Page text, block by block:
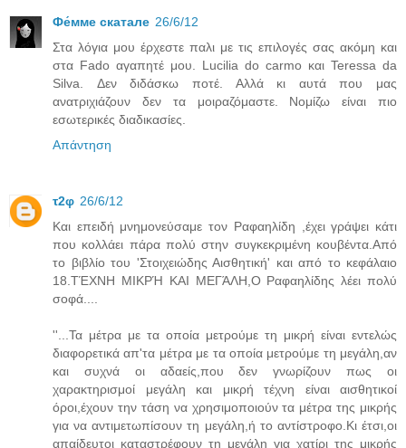
Фе́ммe скатале 26/6/12
Στα λόγια μου έρχεστε παλι με τις επιλογές σας ακόμη και
στα Fado αγαπητέ μου. Lucilia do carmo και Teressa da
Silva. Δεν διδάσκω ποτέ. Αλλά κι αυτά που μας
ανατριχιάζουν δεν τα μοιραζόμαστε. Νομίζω είναι πιο
εσωτερικές διαδικασίες.
Απάντηση
τ2φ 26/6/12
Και επειδή μνημονεύσαμε τον Ραφαηλίδη ,έχει γράψει κάτι
που κολλάει πάρα πολύ στην συγκεκριμένη κουβέντα.Από
το βιβλίο του 'Στοιχειώδης Αισθητική' και από το κεφάλαιο
18.ΤΈΧΝΗ ΜΙΚΡΉ ΚΑΙ ΜΕΓΆΛΗ,Ο Ραφαηλίδης λέει πολύ
σοφά....
''...Τα μέτρα με τα οποία μετρούμε τη μικρή είναι εντελώς
διαφορετικά απ'τα μέτρα με τα οποία μετρούμε τη μεγάλη,αν
και συχνά οι αδαείς,που δεν γνωρίζουν πως οι
χαρακτηρισμοί μεγάλη και μικρή τέχνη είναι αισθητικοί
όροι,έχουν την τάση να χρησιμοποιούν τα μέτρα της μικρής
για να αντιμετωπίσουν τη μεγάλη,ή το αντίστροφο.Κι έτσι,οι
απαίδευτοι καταστρέφουν τη μεγάλη για χατίρι της μικρής